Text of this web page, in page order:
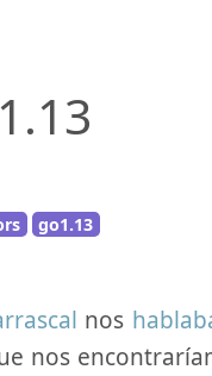
go1.13
nos
nos